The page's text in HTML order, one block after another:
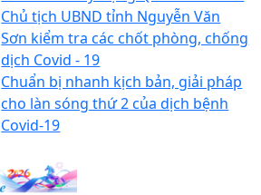
Chủ tịch UBND tỉnh Nguyễn Văn
Sơn kiểm tra các chốt phòng, chống
dịch Covid - 19
Chuẩn bị nhanh kịch bản, giải pháp
cho làn sóng thứ 2 của dịch bệnh
Covid-19